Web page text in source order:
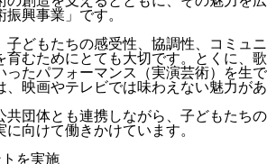
興事業」です。
子どもたちの感受性、協調性、コミュニ
育むためにとても大切です。とくに、歌
ったパフォーマンス（実演芸術）を生で
、映画やテレビでは味わえない魅力があ
共団体とも連携しながら、子どもたちの
向けて働きかけています。
を実施